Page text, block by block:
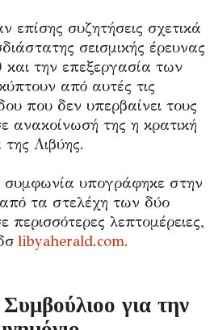
επίσης συζητήσεις σχετικά
σεισμικής έρευνας
την επεξεργασία των
από αυτές τις
που δεν υπερβαίνει τους
ανακοίνωσή της η κρατική
της Λιβύης.
συμφωνία υπογράφηκε στην
τα στελέχη των δύο
περισσότερες λεπτομέρειες,
libyaherald.com.
για την